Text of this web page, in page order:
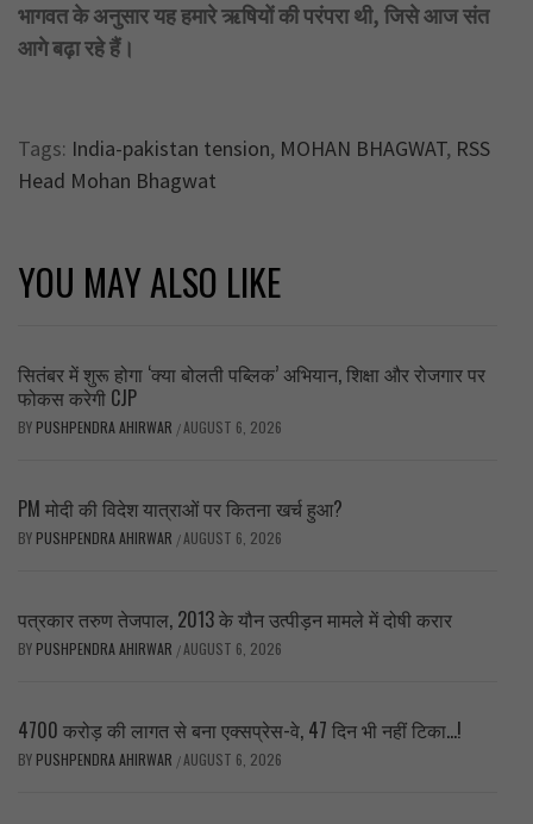
भागवत के अनुसार यह हमारे ऋषियों की परंपरा थी, जिसे आज संत
आगे बढ़ा रहे हैं।
Tags: India-pakistan tension, MOHAN BHAGWAT, RSS
Head Mohan Bhagwat
YOU MAY ALSO LIKE
सितंबर में शुरू होगा ‘क्या बोलती पब्लिक’ अभियान, शिक्षा और रोजगार पर
फोकस करेगी CJP
BY PUSHPENDRA AHIRWAR /AUGUST 6, 2026
PM मोदी की विदेश यात्राओं पर कितना खर्च हुआ?
BY PUSHPENDRA AHIRWAR /AUGUST 6, 2026
पत्रकार तरुण तेजपाल, 2013 के यौन उत्पीड़न मामले में दोषी करार
BY PUSHPENDRA AHIRWAR /AUGUST 6, 2026
4700 करोड़ की लागत से बना एक्सप्रेस-वे, 47 दिन भी नहीं टिका…!
BY PUSHPENDRA AHIRWAR /AUGUST 6, 2026